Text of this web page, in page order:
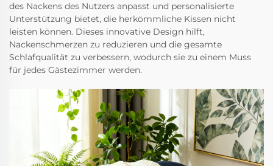
des Nackens des Nutzers anpasst und personalisierte
Unterstützung bietet, die herkömmliche Kissen nicht
leisten können. Dieses innovative Design hilft,
Nackenschmerzen zu reduzieren und die gesamte
Schlafqualität zu verbessern, wodurch sie zu einem Muss
für jedes Gästezimmer werden.